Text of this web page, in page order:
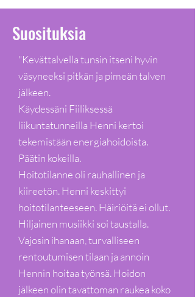
Suosituksia
"Kevättalvella tunsin itseni hyvin
väsyneeksi pitkän ja pimeän talven
jälkeen.
Käydessäni Fiiliksessä
liikuntatunneilla Henni kertoi
tekemistään energiahoidoista.
Päätin kokeilla.
Hoitotilanne oli rauhallinen ja
kiireetön. Henni keskittyi
hoitotilanteeseen. Häiriöitä ei ollut.
Hiljainen musiikki soi taustalla.
Vajosin ihanaan, turvalliseen
rentoutumisen tilaan ja annoin
Hennin hoitaa työnsä. Hoidon
jälkeen olin tavattoman raukea koko